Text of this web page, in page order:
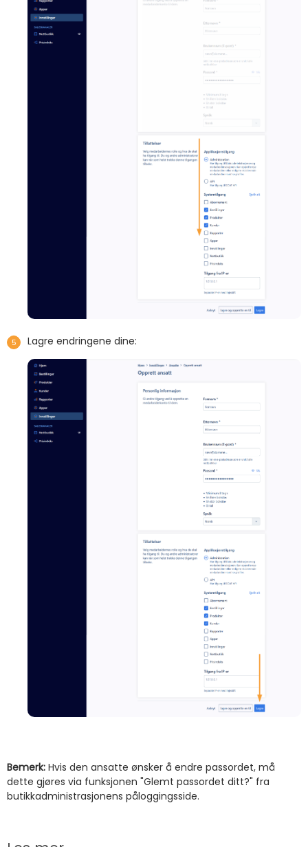
Lagre endringene dine:
Bemerk: Hvis den ansatte ønsker å endre passordet, må
dette gjøres via funksjonen "Glemt passordet ditt?" fra
butikkadministrasjonens påloggingsside.